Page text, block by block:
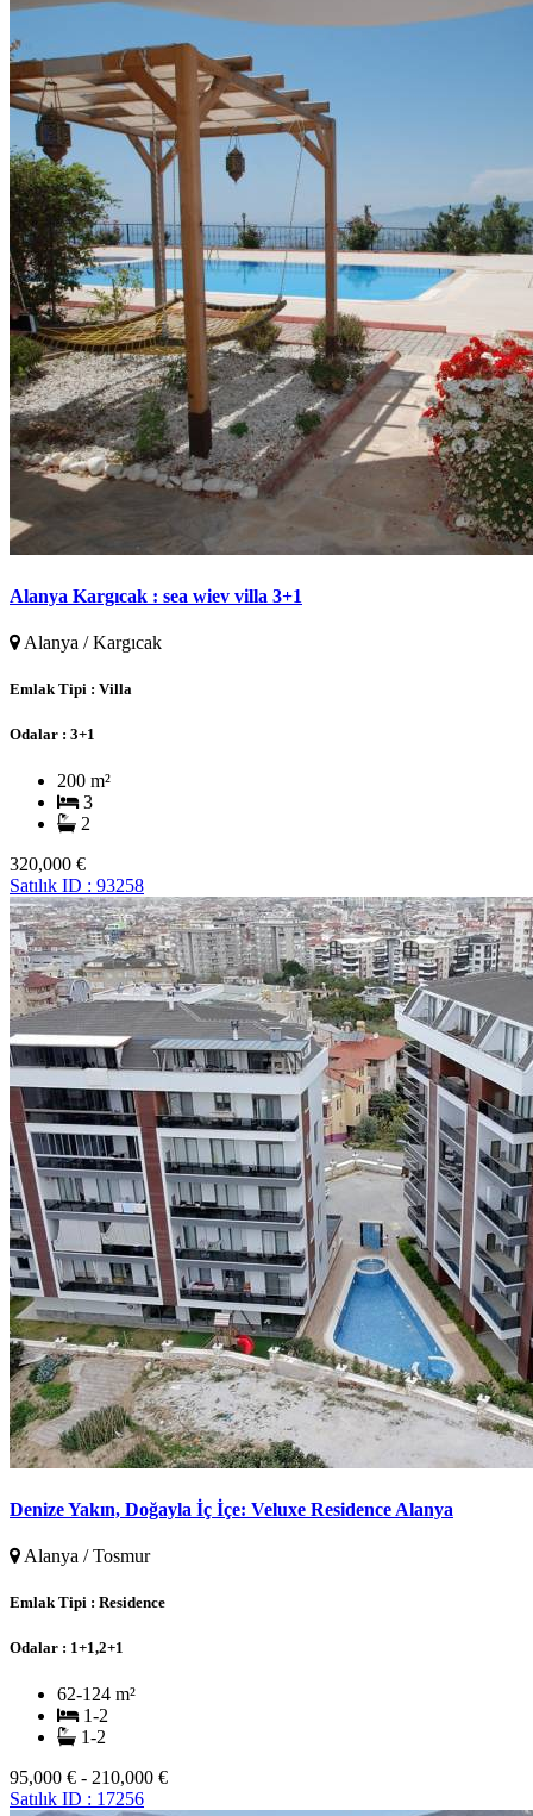
Alanya Kargıcak : sea wiev villa 3+1
Alanya / Kargıcak
Emlak Tipi : Villa
Odalar : 3+1
200 m²
3
2
320,000 €
Satılık ID : 93258
Denize Yakın, Doğayla İç İçe: Veluxe Residence Alanya
Alanya / Tosmur
Emlak Tipi : Residence
Odalar : 1+1,2+1
62-124 m²
1-2
1-2
95,000 € - 210,000 €
Satılık ID : 17256